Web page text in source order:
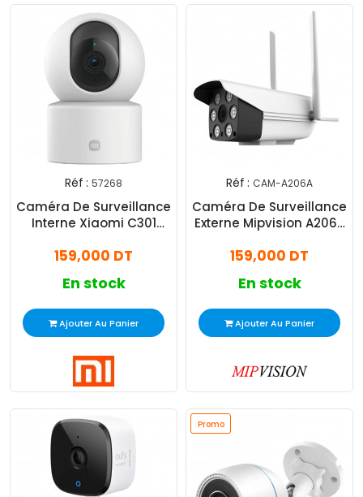
Réf : 57268
Caméra De Surveillance
Interne Xiaomi C301
159,000 DT
En stock
Ajouter Au Panier
Réf : CAM-A206A
Caméra De Surveillance
Externe Mipvision A206A
159,000 DT
En stock
Ajouter Au Panier
Promo